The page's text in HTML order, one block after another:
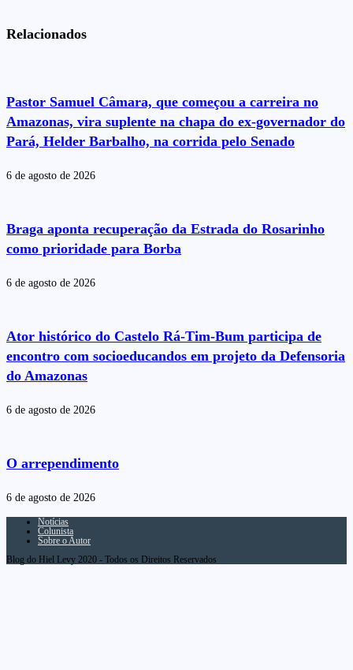
Relacionados
Pastor Samuel Câmara, que começou a carreira no
Amazonas, vira suplente na chapa do ex-governador do
Pará, Helder Barbalho, na corrida pelo Senado
6 de agosto de 2026
Braga aponta recuperação da Estrada do Rosarinho
como prioridade para Borba
6 de agosto de 2026
Ator histórico do Castelo Rá-Tim-Bum participa de
encontro com socioeducandos em projeto da Defensoria
do Amazonas
6 de agosto de 2026
O arrependimento
6 de agosto de 2026
Notícias
Colunista
Sobre o Autor
Blog do Hiel Levy 2020 - Todos os Direitos Reservados